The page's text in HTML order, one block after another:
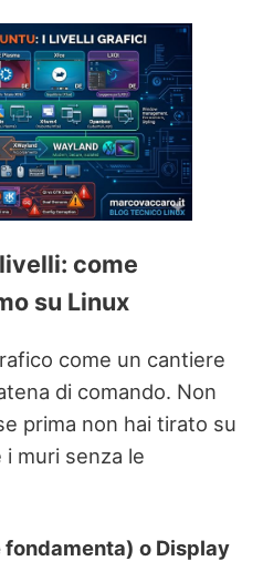
come
su Linux
come un cantiere
di comando. Non
prima non hai tirato su
muri senza le
fondamenta) o Display